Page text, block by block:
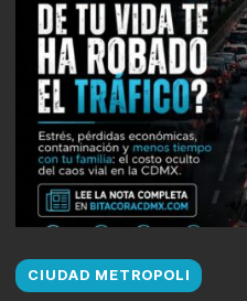
CIUDAD METROPOLI